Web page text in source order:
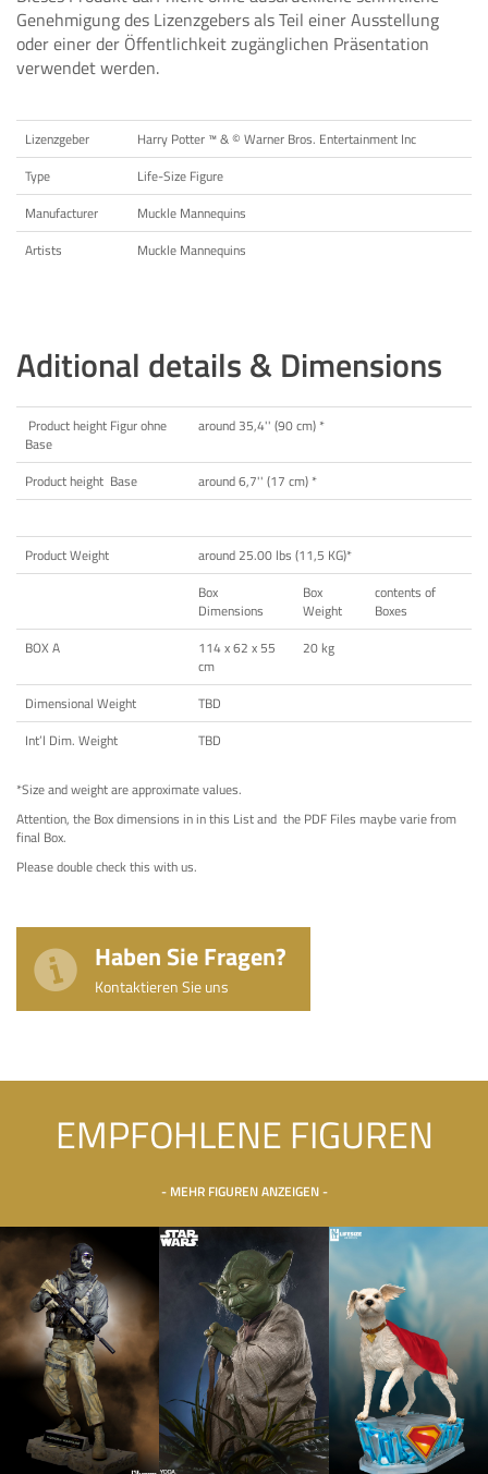
Genehmigung des Lizenzgebers als Teil einer Ausstellung
oder einer der Öffentlichkeit zugänglichen Präsentation
verwendet werden.
Lizenzgeber
Harry Potter ™ & © Warner Bros. Entertainment Inc
Type
Life-Size Figure
Manufacturer
Muckle Mannequins
Artists
Muckle Mannequins
Aditional details & Dimensions
Product height Figur ohne
Base
around 35,4'' (90 cm) *
Product height Base around 6,7'' (17 cm) *
Product Weight
around 25.00 lbs (11,5 KG)*
Box
Dimensions
Box
Weight
contents of
Boxes
BOX A
114 x 62 x 55
cm
20 kg
Dimensional Weight
TBD
Int’l Dim. Weight
TBD
*Size and weight are approximate values.
Attention, the Box dimensions in in this List and the PDF Files maybe varie from
final Box.
Please double check this with us.
Haben Sie Fragen?
Kontaktieren Sie uns
EMPFOHLENE FIGUREN
- MEHR FIGUREN ANZEIGEN -